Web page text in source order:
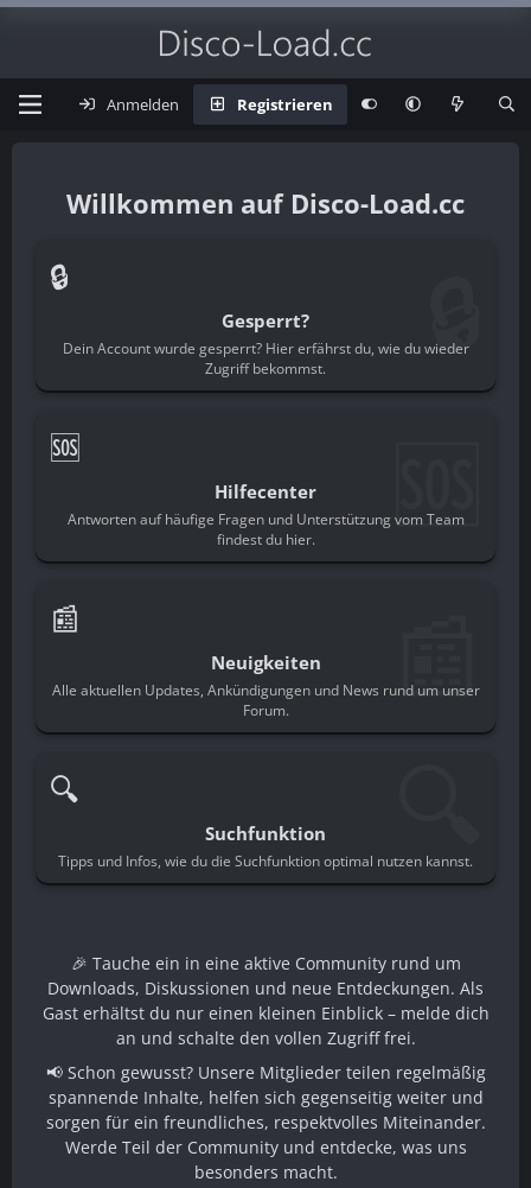
Anmelden Registrieren
Disco-Load.cc
🔒
Gesperrt?
Dein Account wurde gesperrt? Hier erfährst du, wie du wieder
Zugriff bekommst.
🔒
🆘
Hilfecenter
Antworten auf häufige Fragen und Unterstützung vom Team
findest du hier.
🆘
📰
Neuigkeiten
Alle aktuellen Updates, Ankündigungen und News rund um unser
Forum.
📰
🔍
Suchfunktion
Tipps und Infos, wie du die Suchfunktion optimal nutzen kannst.
🎉 Tauche ein in eine aktive Community rund um
Downloads, Diskussionen und neue Entdeckungen. Als
Gast erhältst du nur einen kleinen Einblick – melde dich
an und schalte den vollen Zugriff frei.
📢 Schon gewusst? Unsere Mitglieder teilen regelmäßig
spannende Inhalte, helfen sich gegenseitig weiter und
sorgen für ein freundliches, respektvolles Miteinander.
Werde Teil der Community und entdecke, was uns
besonders macht.